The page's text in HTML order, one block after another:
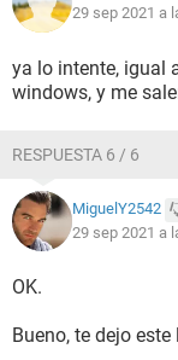
29 sep 2021 a
ya lo intente, igual
windows, y me
RESPUESTA 6 / 6
MiguelY2542
29 sep 2021 a
OK.
Bueno, te dejo este